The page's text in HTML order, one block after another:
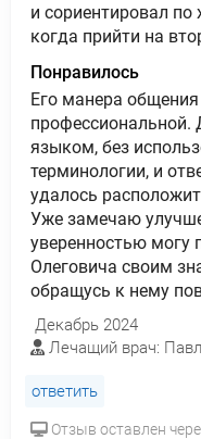
и сориентировал по
когда прийти на
Понравилось
Его манера
профессиональной.
языком, без
терминологии, и
удалось
Уже замечаю
уверенностью могу
Олеговича своим
обращусь к нему
Декабрь 2024
Лечащий врач:
ответить
Отзыв оставлен